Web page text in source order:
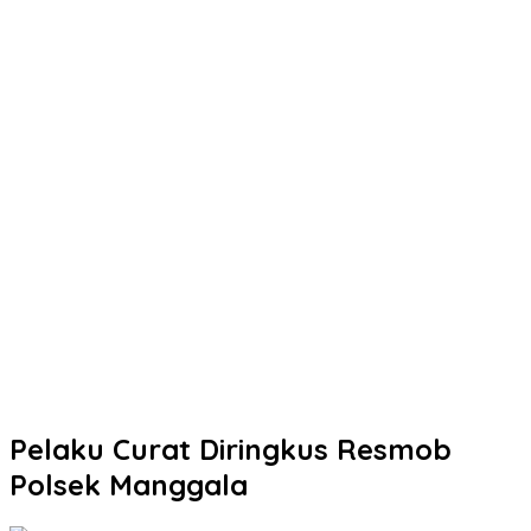
Pelaku Curat Diringkus Resmob
Polsek Manggala